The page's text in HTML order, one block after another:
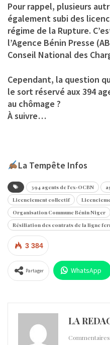
Pour rappel, plusieurs
également subi des
régime de la Rupture.
l’Agence Bénin Presse
Conseil National des
Cependant, la question
le sort réservé aux 394
au chômage ?
À suivre…
La Tempête Infos
394 agents de l'ex-OCBN
Licenciement collectif
Organisation Commune Bénin Niger
Résiliation des contrats de la ligne
3 384
Partager WhatsApp
LA
Commentaires